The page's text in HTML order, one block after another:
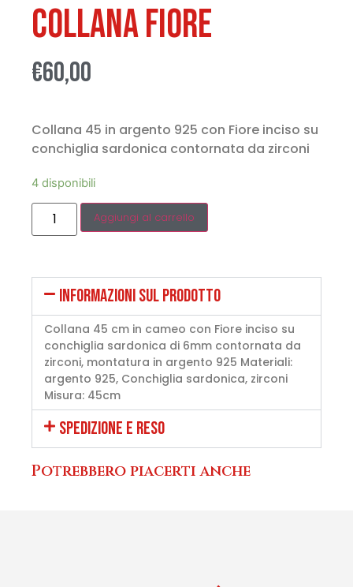
Collana Fiore
€60,00
Collana 45 in argento 925 con Fiore inciso su
conchiglia sardonica contornata da zirconi
4 disponibili
Aggiungi al carrello
INFORMAZIONI SUL PRODOTTO
Collana 45 cm in cameo con Fiore inciso su
conchiglia sardonica di 6mm contornata da
zirconi, montatura in argento 925 Materiali:
argento 925, Conchiglia sardonica, zirconi
Misura: 45cm
SPEDIZIONE E RESO
Potrebbero piacerti anche